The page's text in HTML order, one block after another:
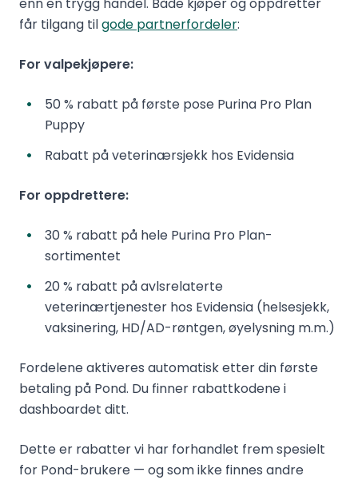
får tilgang tilgode partnerfordeler:
For valpekjøpere:
50 % rabatt på første pose Purina Pro Plan
Puppy
Rabatt på veterinærsjekk hos Evidensia
For oppdrettere:
30 % rabatt på hele Purina Pro Plan-
sortimentet
20 % rabatt på avlsrelaterte
veterinærtjenester hos Evidensia (helsesjekk,
vaksinering, HD/AD-røntgen, øyelysning m.m.)
Fordelene aktiveres automatisk etter din første
betaling på Pond. Du finner rabattkodene i
dashboardet ditt.
Dette er rabatter vi har forhandlet frem spesielt
for Pond-brukere — og som ikke finnes andre